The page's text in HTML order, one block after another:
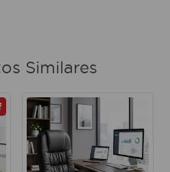
Similares